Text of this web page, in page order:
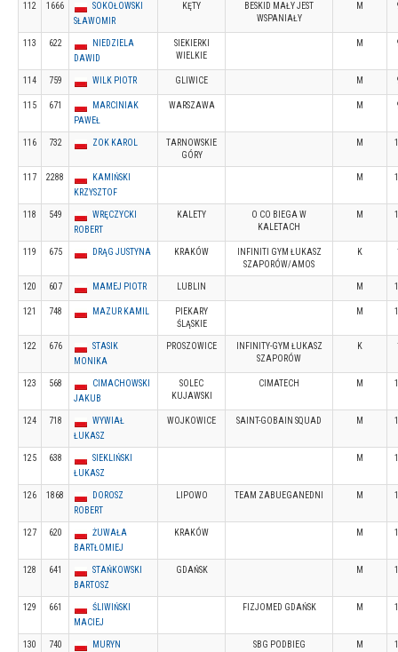
112 1666
SOKOŁOWSKI
SŁAWOMIR
KĘTY
BESKID MAŁY JEST
WSPANIAŁY
M
113 622
NIEDZIELA
DAWID
SIEKIERKI
WIELKIE
M
114 759 WILK PIOTR GLIWICE M
115 671
MARCINIAK
PAWEŁ
WARSZAWA M
116 732 ZOK KAROL
TARNOWSKIE
GÓRY
M
117 2288
KAMIŃSKI
KRZYSZTOF
M
118 549
WRĘCZYCKI
ROBERT
KALETY
O CO BIEGA W
KALETACH
M
119 675 DRĄG JUSTYNA KRAKÓW
INFINITI GYM ŁUKASZ
SZAPORÓW/AMOS
K
120 607 MAMEJ PIOTR LUBLIN M
121 748 MAZUR KAMIL
PIEKARY
ŚLĄSKIE
M
122 676
STASIK
MONIKA
PROSZOWICE
INFINITY-GYM ŁUKASZ
SZAPORÓW
K
123 568
CIMACHOWSKI
JAKUB
SOLEC
KUJAWSKI
CIMATECH M
124 718
WYWIAŁ
ŁUKASZ
WOJKOWICE SAINT-GOBAIN SQUAD M
125 638
SIEKLIŃSKI
ŁUKASZ
M
126 1868
DOROSZ
ROBERT
LIPOWO TEAM ZABUEGANEDNI M
127 620
ŻUWAŁA
BARTŁOMIEJ
KRAKÓW M
128 641
STAŃKOWSKI
BARTOSZ
GDAŃSK M
129 661
ŚLIWIŃSKI
MACIEJ
FIZJOMED GDAŃSK M
130 740
MURYN
SBG PODBIEG M